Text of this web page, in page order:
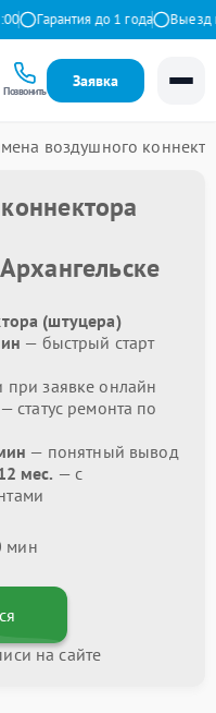
Гарантия до 1 года Выезд
Позвонить
Заявка
воздушного
(штуцера)
— быстрый старт
при заявке онлайн
— статус ремонта по
— понятный вывод
мес. — с
мин
на сайте